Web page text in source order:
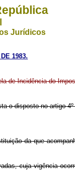
Jurídicos
1983.
de Incidência do
disposto no artigo
da que
cuja vigência